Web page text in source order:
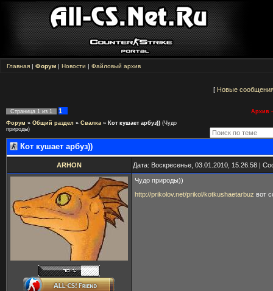
Главная | Форум | Новости | Файловый архив
[ Новые
Страница 1 из 1 1
Архив -
Форум » Общий раздел » Свалка » Кот кушает арбуз)) (Чудо
природы)
Кот кушает арбуз))
ARHON Дата: Воскресенье, 03.01.2010, 15.26.58 |
Чудо природы))
http://prikolov.net/prikol/kotkushaetarbuz вот